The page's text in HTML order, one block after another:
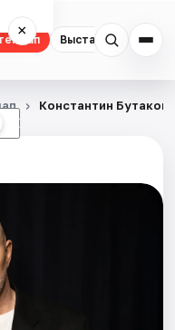
Выставки
×
☾
Константин Бутаков